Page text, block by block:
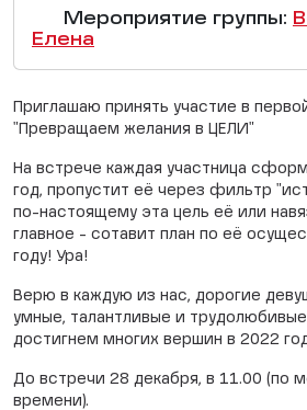
Мероприятие группы:
Елена
Приглашаю принять участие в
"Превращаем желания в ЦЕЛИ"
На встрече каждая участница
год, пропустит её через фильтр
по-настоящему эта цель её или
главное - сотавит план по её
году! Ура!
Верю в каждую из нас, дорогие
умные, талантливые и
достигнем многих вершин в 2022
До встречи 28 декабря, в 11.00 (по
времени).